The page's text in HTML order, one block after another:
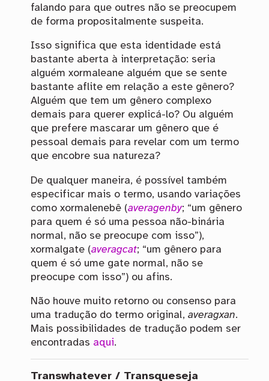
falando para que outres não se preocupem
de forma propositalmente suspeita.
Isso significa que esta identidade está
bastante aberta à interpretação: seria
alguém xormaleane alguém que se sente
bastante aflite em relação a este gênero?
Alguém que tem um gênero complexo
demais para querer explicá-lo? Ou alguém
que prefere mascarar um gênero que é
pessoal demais para revelar com um termo
que encobre sua natureza?
De qualquer maneira, é possível também
especificar mais o termo, usando variações
como xormalenebê (averagenby; “um gênero
para quem é só uma pessoa não-binária
normal, não se preocupe com isso”),
xormalgate (averagcat; “um gênero para
quem é só ume gate normal, não se
preocupe com isso”) ou afins.
Não houve muito retorno ou consenso para
uma tradução do termo original, averagxan.
Mais possibilidades de tradução podem ser
encontradas aqui.
Transwhatever / Transqueseja